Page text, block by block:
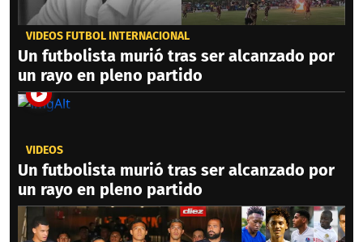
VIDEOS FÚTBOL INTERNACIONAL
Un futbolista murió tras ser alcanzado por
un rayo en pleno partido
VIDEOS
Un futbolista murió tras ser alcanzado por
un rayo en pleno partido